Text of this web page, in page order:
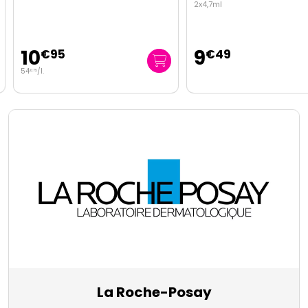
10€95
54€75/l.
2x4,7ml
9€49
La Roche-Posay